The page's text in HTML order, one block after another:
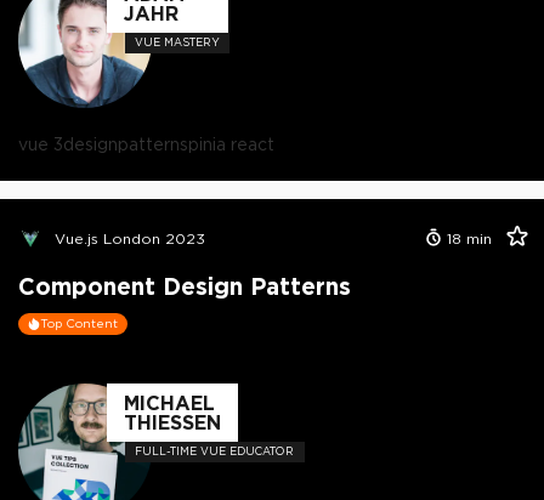
JAHR
VUE MASTERY
vue 3designpatternspinia react
Vue.js London 2023 18 min
Component Design Patterns
Top Content
MICHAEL
THIESSEN
FULL-TIME VUE EDUCATOR